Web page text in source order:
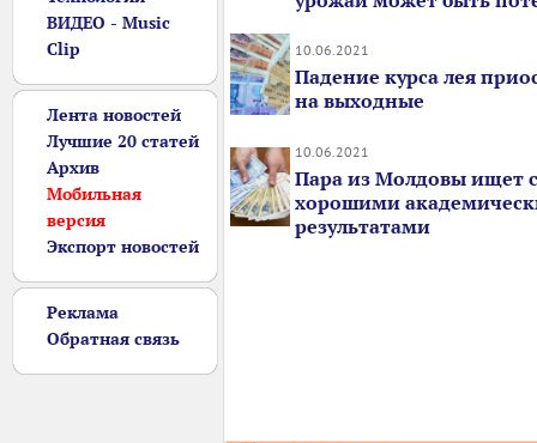
ВИДЕО - Music
Clip
Лента новостей
Лучшие 20 статей
Архив
Мобильная
версия
Экспорт новостей
Реклама
Обратная связь
10.06.2021
Падение курса лея
на выходные
10.06.2021
Пара из Молдовы ищет
хорошими
результатами